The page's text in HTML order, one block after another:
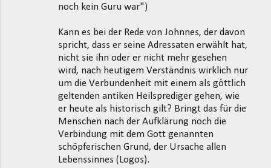
noch kein Guru war")
Kann es bei der Rede von Johnnes, der davon
spricht, dass er seine Adressaten erwählt hat,
nicht sie ihn oder er nicht mehr gesehen
wird, nach heutigem Verständnis wirklich nur
um die Verbundenheit mit einem als göttlich
geltenden antiken Heilsprediger gehen, wie
er heute als historisch gilt? Bringt das für die
Menschen nach der Aufklärung noch die
Verbindung mit dem Gott genannten
schöpferischen Grund, der Ursache allen
Lebenssinnes (Logos).